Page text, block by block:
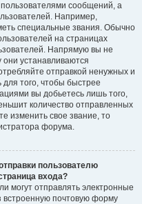
сообщений, а
Например,
специальные звания. Обычно
на страницах
Напрямую вы не
они устанавливаются
отправкой ненужных и
того, чтобы быстрее
вы добьетесь лишь того,
количество отправленных
изменить свое звание, то
форума.
пользователю
входа?
могут отправлять электронные
встроенную почтовую форму